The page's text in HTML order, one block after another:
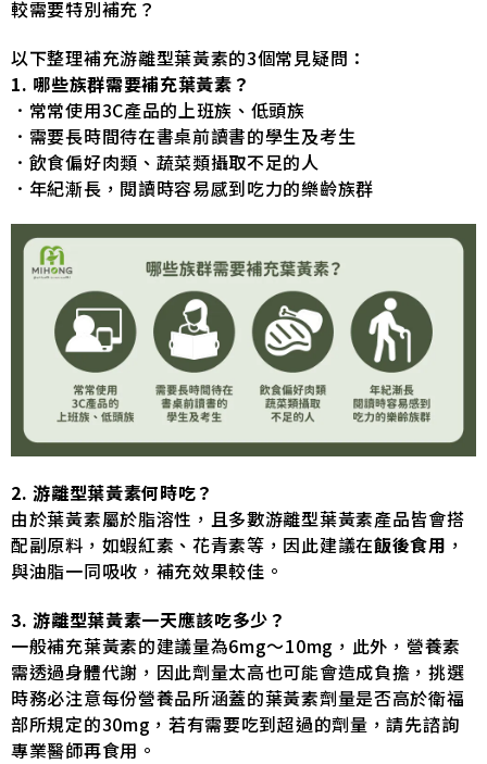
較需要特別補充？
以下整理補充游離型葉黃素的3個常見疑問：
1. 哪些族群需要補充葉黃素？
．常常使用3C產品的上班族、低頭族
．需要長時間待在書桌前讀書的學生及考生
．飲食偏好肉類、蔬菜類攝取不足的人
．年紀漸長，閱讀時容易感到吃力的樂齡族群
2. 游離型葉黃素何時吃？
由於葉黃素屬於脂溶性，且多數游離型葉黃素產品皆會搭
配副原料，如蝦紅素、花青素等，因此建議在飯後食用 ，
與油脂一同吸收，補充效果較佳。
3. 游離型葉黃素一天應該吃多少？
一般補充葉黃素的建議量為6mg～10mg，此外，營養素
需透過身體代謝，因此劑量太高也可能會造成負擔，挑選
時務必注意每份營養品所涵蓋的葉黃素劑量是否高於衛福
部所規定的30mg，若有需要吃到超過的劑量，請先諮詢
專業醫師再食用。